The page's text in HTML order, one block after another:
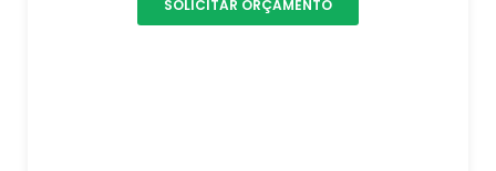
SOLICITAR ORÇAMENTO